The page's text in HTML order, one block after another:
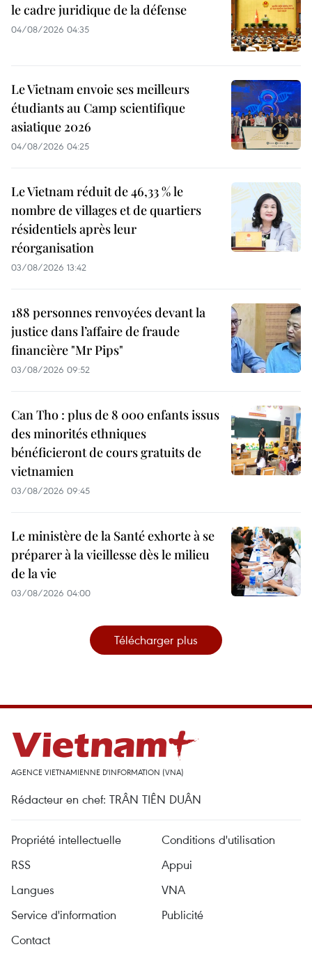
le cadre juridique de la défense
04/08/2026 04:35
Le Vietnam envoie ses meilleurs
étudiants au Camp scientifique
asiatique 2026
04/08/2026 04:25
Le Vietnam réduit de 46,33 % le
nombre de villages et de quartiers
résidentiels après leur
réorganisation
03/08/2026 13:42
188 personnes renvoyées devant la
justice dans l’affaire de fraude
financière "Mr Pips"
03/08/2026 09:52
Can Tho : plus de 8 000 enfants issus
des minorités ethniques
bénéficieront de cours gratuits de
vietnamien
03/08/2026 09:45
Le ministère de la Santé exhorte à se
préparer à la vieillesse dès le milieu
de la vie
03/08/2026 04:00
Télécharger plus
AGENCE VIETNAMIENNE D'INFORMATION (VNA)
Rédacteur en chef: TRÂN TIÊN DUÂN
Propriété intellectuelle
Conditions d'utilisation
RSS
Appui
Langues
VNA
Service d'information
Publicité
Contact